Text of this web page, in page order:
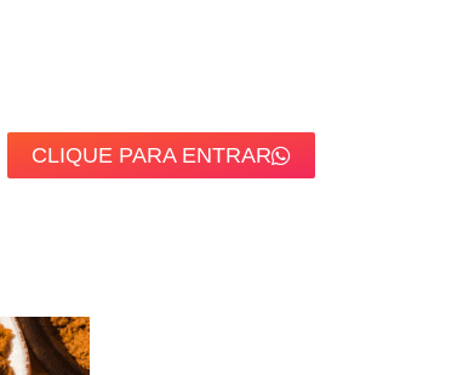
CLIQUE PARA ENTRAR